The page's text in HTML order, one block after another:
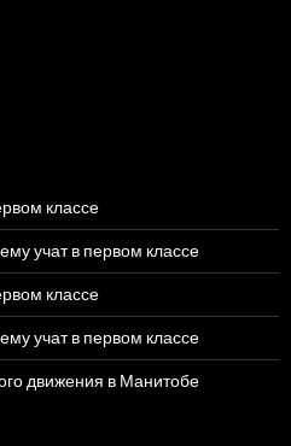
классе
учат в первом классе
классе
учат в первом классе
движения в Манитобе